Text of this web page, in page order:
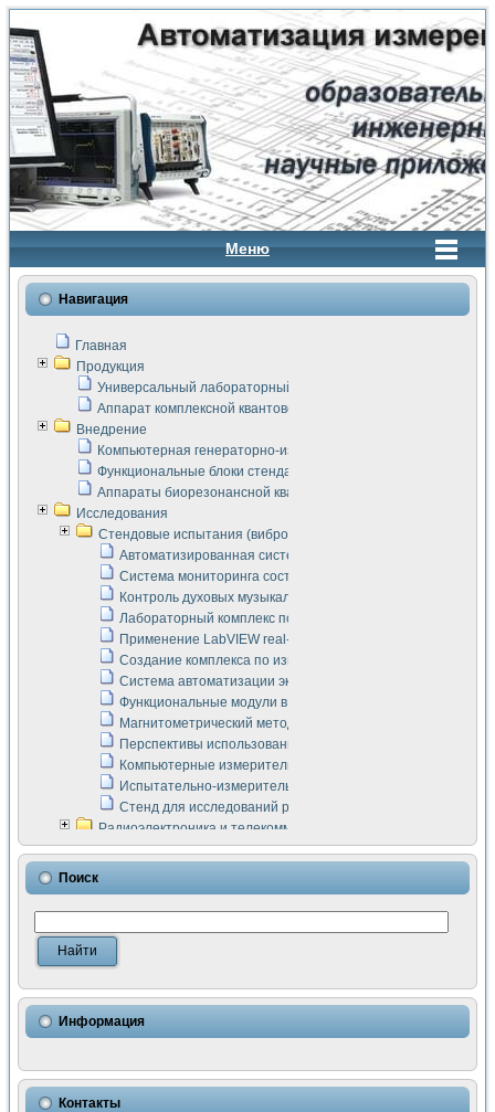
Меню
Навигация
Главная
Продукция
Универсальный лабораторный стенд "Сигнал-USB"
Аппарат комплексной квантовой терапии Интроскан
Внедрение
Компьютерная генераторно-измерительная система
Функциональные блоки стенда "Сигнал-USB"
Аппараты биорезонансной квантовой терапии серии СКАН
Исследования
Стендовые испытания (виброакустика, тензометрия и т.п.)
Автоматизированная система измерения параметров
Система мониторинга состояния тяговых
Контроль духовых музыкальных инструментов
Лабораторный комплекс по исследованию элементной
Применение LabVIEW real-time module для
Создание комплекса по измерению скорости подвижного
Система автоматизации экспериментальных
Функциональные модули в стандарте Nl SCXI для
Магнитометрический метод в дефектоскопии сварных
Перспективы использования машинного зрения в
Компьютерные измерительные системы для
Испытательно-измерительный комплекс аппаратуры для
Стенд для исследований рабочих процессов ДВС в
Радиоэлектроника и телекоммуникации
LabVIEW в расчетах радиолиний систем передачи данных
Аппаратно-программный комплекс для исследования
Виртуальный лабораторный стенд для исследования
Измерение шумовых параметров операционных
Измерительный преобразователь на основе цифровой
Использование NI LabVIEW для математического
Исследовние возможности создания измерителя ВАХ
Математическое моделирование генератора сигналов -
Применение осциллографического модуля с высоким
Симуляция отклика импульсного радиолокационного
Поиск
Информация
Контакты